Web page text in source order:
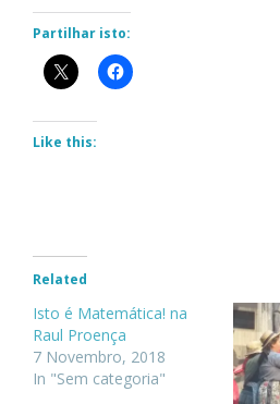
Partilhar isto:
Like this:
Related
Isto é Matemática! na
Raul Proença
7 Novembro, 2018
In "Sem categoria"